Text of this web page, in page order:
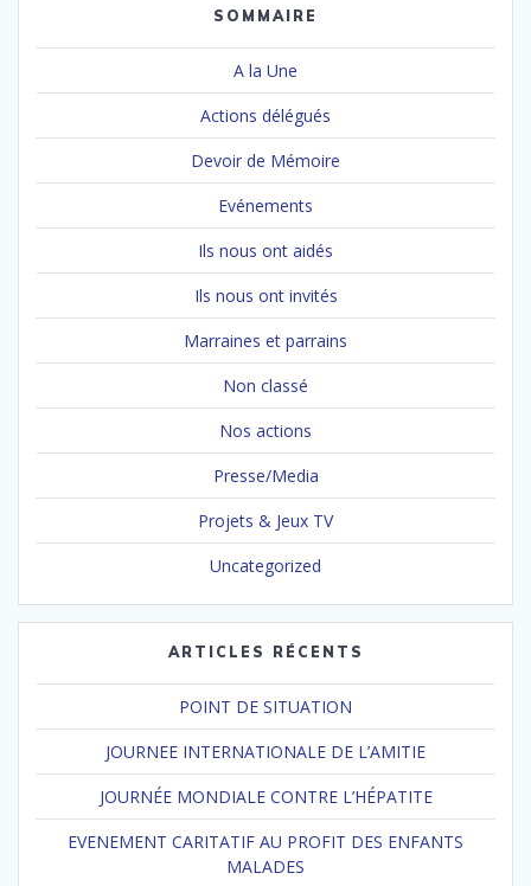
SOMMAIRE
A la Une
Actions délégués
Devoir de Mémoire
Evénements
Ils nous ont aidés
Ils nous ont invités
Marraines et parrains
Non classé
Nos actions
Presse/Media
Projets & Jeux TV
Uncategorized
ARTICLES RÉCENTS
POINT DE SITUATION
JOURNEE INTERNATIONALE DE L’AMITIE
JOURNÉE MONDIALE CONTRE L’HÉPATITE
EVENEMENT CARITATIF AU PROFIT DES ENFANTS
MALADES